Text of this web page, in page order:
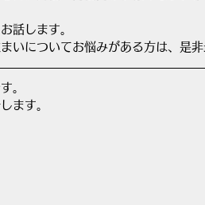
話します。
いについてお悩みがある方は、是非
。
ます。